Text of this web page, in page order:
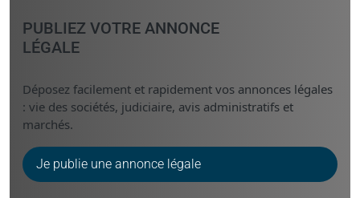
PUBLIEZ VOTRE ANNONCE
LÉGALE
Déposez facilement et rapidement vos annonces légales
: vie des sociétés, judiciaire, avis administratifs et
marchés.
Je publie une annonce légale